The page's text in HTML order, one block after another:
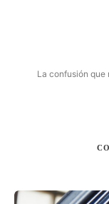
La confusión que